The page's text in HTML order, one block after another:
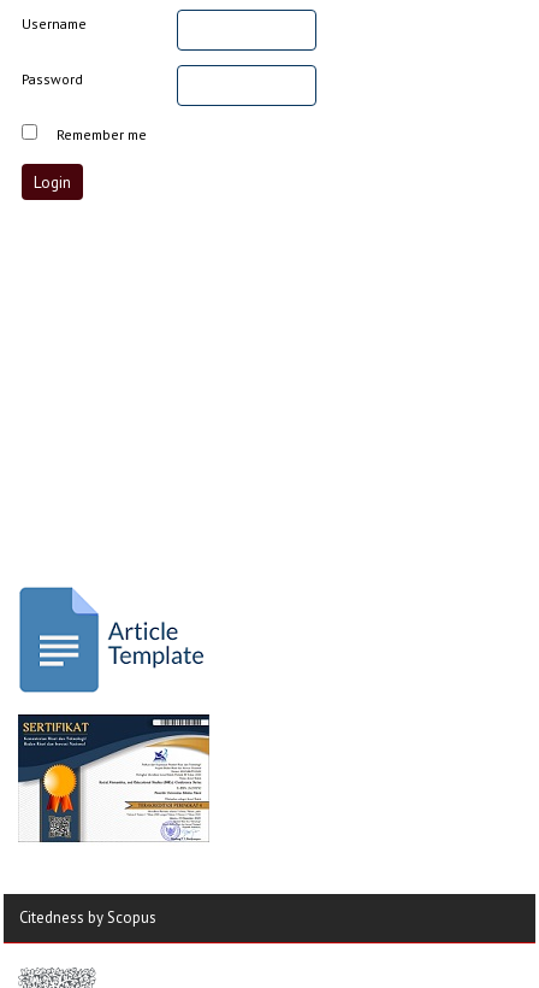
Username
Password
Remember me
Citedness by Scopus